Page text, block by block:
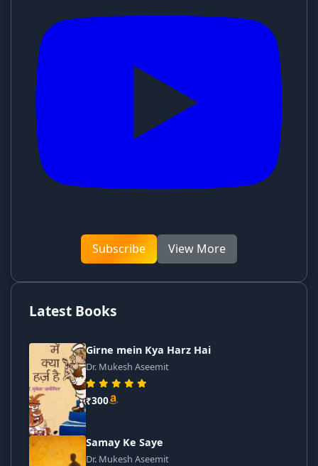
Subscribe View More
Latest Books
Girne mein Kya Harz Hai
Dr. Mukesh Aseemit
₹300
Samay Ke Saye
Dr. Mukesh Aseemit